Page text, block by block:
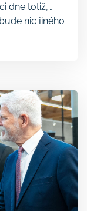
dne totiž,
nic jiného
východu”,